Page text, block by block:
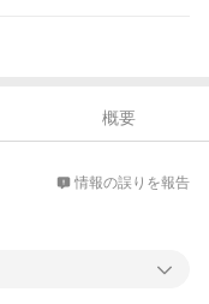
概要
情報の誤りを報告